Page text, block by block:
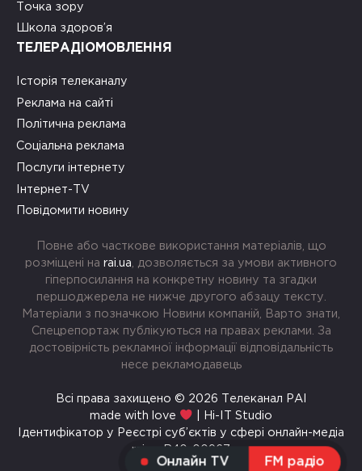
Онлайн TV FM радіо
Точка зору
Школа здоров’я
ТЕЛЕРАДІОМОВЛЕННЯ
Історія телеканалу
Реклама на сайті
Політична реклама
Соціальна реклама
Послуги інтернету
Інтернет-TV
Повідомити новину
Повне або часткове використання матеріалів, що
розміщені на rai.ua , дозволяється за умови активного
гіперпосилання на конкретну новину та згадки
першоджерела не нижче другого абзацу тексту.
Матеріали з позначкою Новини компаній, Варто знати,
Спецрепортаж публікуються на правах реклами. За
достовірність рекламної інформації відповідальність
несе рекламодавець
Всі права захищено © 2026 Телеканал РАІ
made with love
| Hi-IT Studio
Ідентифікатор у Реєстрі суб’єктів у сфері онлайн-медіа
rai.ua R40-00967